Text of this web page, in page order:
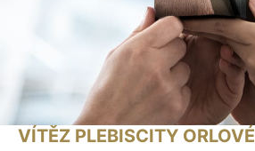
VÍTĚZ PLEBISCITY ORLOVÉ